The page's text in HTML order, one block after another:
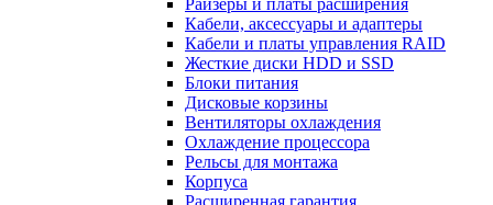
Райзеры и платы расширения
Кабели, аксессуары и адаптеры
Кабели и платы управления RAID
Жесткие диски HDD и SSD
Блоки питания
Дисковые корзины
Вентиляторы охлаждения
Охлаждение процессора
Рельсы для монтажа
Корпуса
Расширенная гарантия,